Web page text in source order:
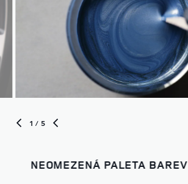
1 / 5
NEOMEZENÁ PALETA BAREV